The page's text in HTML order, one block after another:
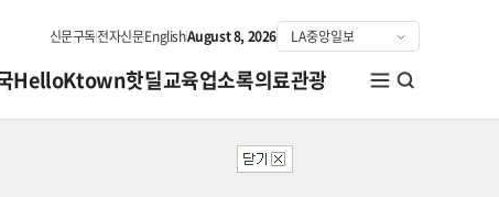
신문구독전자신문EnglishAugust 8, 2026
HelloKtown핫딜교육업소록의료관광